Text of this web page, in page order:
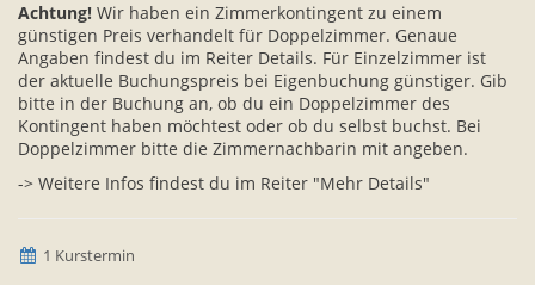
Achtung! Wir haben ein Zimmerkontingent zu einem
günstigen Preis verhandelt für Doppelzimmer. Genaue
Angaben findest du im Reiter Details. Für Einzelzimmer ist
der aktuelle Buchungspreis bei Eigenbuchung günstiger. Gib
bitte in der Buchung an, ob du ein Doppelzimmer des
Kontingent haben möchtest oder ob du selbst buchst. Bei
Doppelzimmer bitte die Zimmernachbarin mit angeben.
-> Weitere Infos findest du im Reiter "Mehr Details"
1 Kurstermin